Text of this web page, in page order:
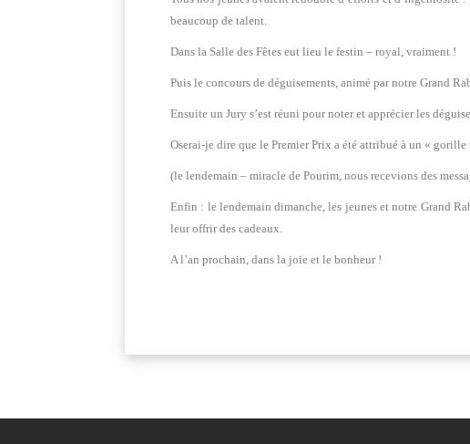
beaucoup de talent.
Dans la Salle des Fêtes eut lieu le festin – royal, vraiment !
Puis le concours de déguisements, animé par notre Grand
Ensuite un Jury s’est réuni pour noter et apprécier les
Oserai-je dire que le Premier Prix a été attribué à un «
(le lendemain – miracle de Pourim, nous recevions des
Enfin : le lendemain dimanche, les jeunes et notre Grand
leur offrir des cadeaux.
A l’an prochain, dans la joie et le bonheur !